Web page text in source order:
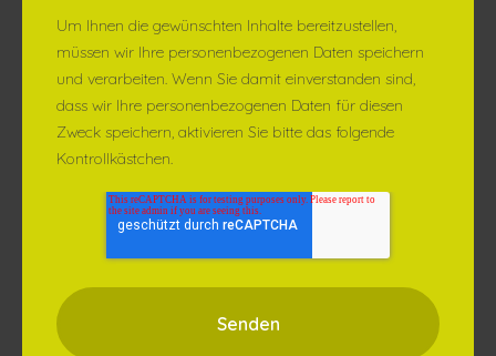
Um Ihnen die gewünschten Inhalte bereitzustellen,
müssen wir Ihre personenbezogenen Daten speichern
und verarbeiten. Wenn Sie damit einverstanden sind,
dass wir Ihre personenbezogenen Daten für diesen
Zweck speichern, aktivieren Sie bitte das folgende
Kontrollkästchen.